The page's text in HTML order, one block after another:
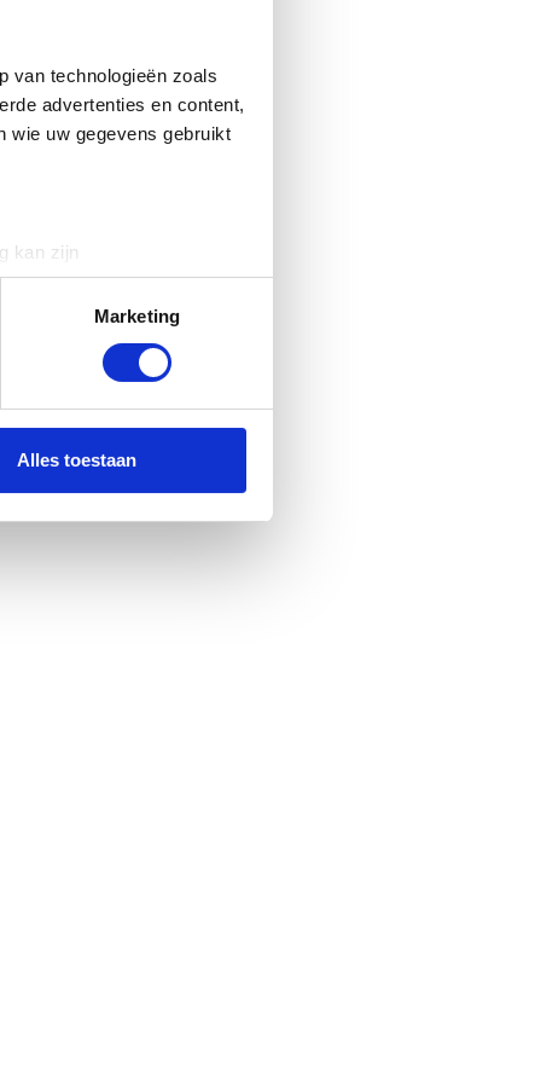
van technologieën zoals
advertenties en content,
wie uw gegevens gebruikt
kan zijn
detailgedeelte in. U kunt uw
partners voor social
die u aan ze heeft
Marketing
Alles toestaan